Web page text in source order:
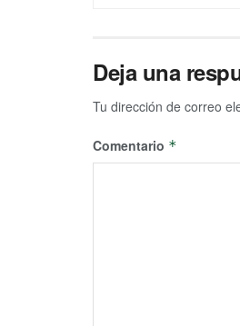
Deja una
Tu dirección de correo
Comentario *